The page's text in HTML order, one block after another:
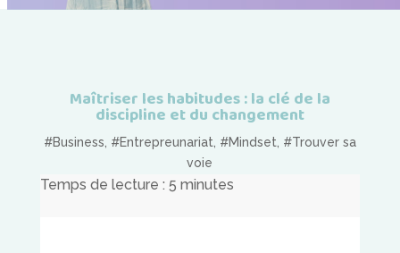
Maîtriser les habitudes : la clé de la
discipline et du changement
#Business, #Entrepreunariat, #Mindset, #Trouver sa
voie
Temps de lecture : 5 minutes